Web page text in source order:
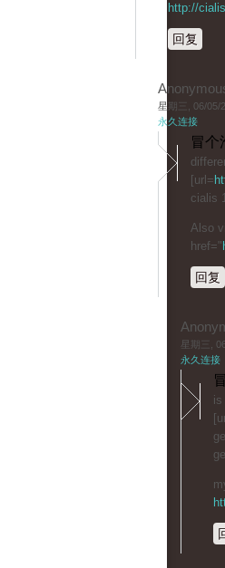
http://
回复
星期三, 06/05/
永久连接
冒个
[url=
cialis
Also
href="
回复
星期三,
永久连接
is